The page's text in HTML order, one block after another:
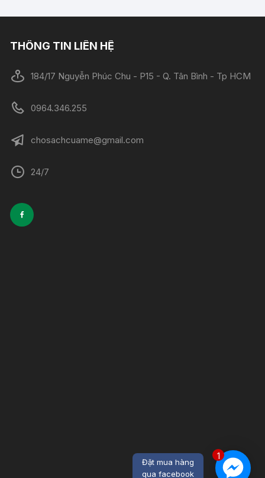
1
Đặt mua hàng
qua facebook
THÔNG TIN LIÊN HỆ
184/17 Nguyễn Phúc Chu - P15 - Q. Tân Bình - Tp HCM
0964.346.255
chosachcuame@gmail.com
24/7